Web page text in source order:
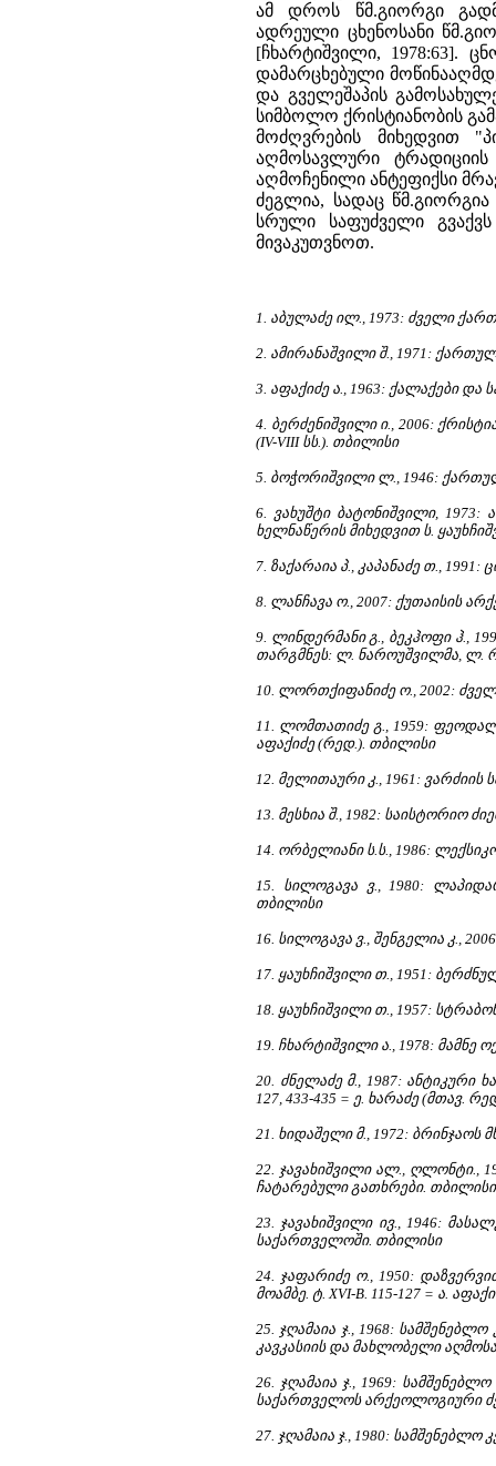
ამ დროს წმ.გიორგი
ადრეული ცხენოსანი
[ჩხარტიშვილი, 1978:63].
დამარცხებული
და გველეშაპის
სიმბოლო ქრისტიანობის
მოძღვრების მიხედვით
აღმოსავლური ტრადიციის
აღმოჩენილი ანტეფიქსი
ძეგლია, სადაც
სრული საფუძველი
მივაკუთვნოთ.
1. აბულაძე ილ., 1973: ძველი
2. ამირანაშვილი შ., 1971:
3. აფაქიძე ა., 1963: ქალაქები
4. ბერძენიშვილი ი., 2006:
(IV-VIII სს.). თბილისი
5. ბოჭორიშვილი ლ., 1946:
6. ვახუშტი ბატონიშვილი,
ხელნაწერის მიხედვით ს.
7. ზაქარაია პ., კაპანაძე თ.,
8. ლანჩავა ო., 2007: ქუთაისის
9. ლინდერმანი გ., ბეკჰოფი ჰ.,
თარგმნეს: ლ. ნაროუშვილმა, ლ.
10. ლორთქიფანიძე ო., 2002:
11. ლომთათიძე გ., 1959:
აფაქიძე (რედ.). თბილისი
12. მელითაური კ., 1961:
13. მესხია შ., 1982: საისტორიო
14. ორბელიანი ს.ს., 1986:
15.
სილოგავა ვ., 1980:
თბილისი
16. სილოგავა ვ., შენგელია კ.,
17. ყაუხჩიშვილი თ., 1951:
18. ყაუხჩიშვილი თ., 1957:
19. ჩხარტიშვილი ა., 1978:
20. ძნელაძე მ., 1987: ანტიკური
127, 433-435 = ე. ხარაძე (მთავ.
21. ხიდაშელი მ., 1972: ბრინჯაოს
22. ჯავახიშვილი ალ., ღლონტი.,
ჩატარებული გათხრები. თბილისი
23. ჯავახიშვილი ივ., 1946:
საქართველოში. თბილისი
24. ჯაფარიძე ო., 1950:
მოამბე. ტ. XVI-B. 115-127 = ა.
25. ჯღამაია ჯ., 1968:
კავკასიის და მახლობელი
26. ჯღამაია ჯ., 1969:
საქართველოს არქეოლოგიური
27. ჯღამაია ჯ., 1980: